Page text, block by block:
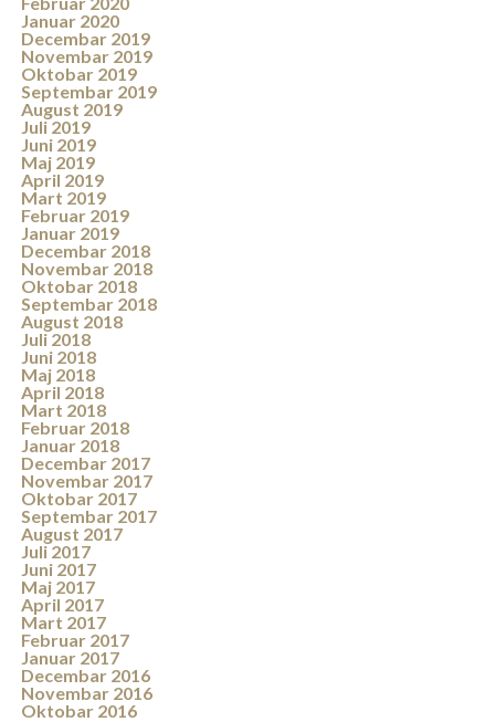
Januar 2020
Decembar 2019
Novembar 2019
Oktobar 2019
Septembar 2019
August 2019
Juli 2019
Juni 2019
Maj 2019
April 2019
Mart 2019
Februar 2019
Januar 2019
Decembar 2018
Novembar 2018
Oktobar 2018
Septembar 2018
August 2018
Juli 2018
Juni 2018
Maj 2018
April 2018
Mart 2018
Februar 2018
Januar 2018
Decembar 2017
Novembar 2017
Oktobar 2017
Septembar 2017
August 2017
Juli 2017
Juni 2017
Maj 2017
April 2017
Mart 2017
Februar 2017
Januar 2017
Decembar 2016
Novembar 2016
Oktobar 2016